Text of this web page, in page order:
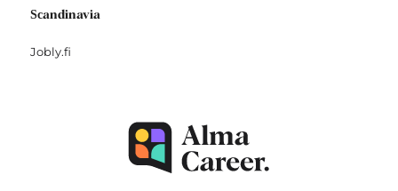
Scandinavia
Jobly.fi